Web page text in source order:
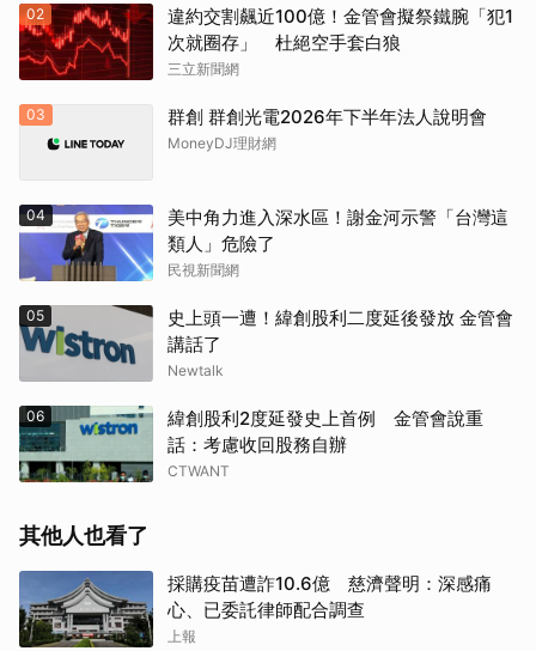
02
違約交割飆近100億！金管會擬祭鐵腕「犯1
次就圈存」 杜絕空手套白狼
三立新聞網
03 群創 群創光電2026年下半年法人說明會
MoneyDJ理財網
04
美中角力進入深水區！謝金河示警「台灣這
類人」危險了
民視新聞網
05
史上頭一遭！緯創股利二度延後發放 金管會
講話了
Newtalk
06
緯創股利2度延發史上首例 金管會說重
話：考慮收回股務自辦
CTWANT
其他人也看了
採購疫苗遭詐10.6億 慈濟聲明：深感痛
心、已委託律師配合調查
上報